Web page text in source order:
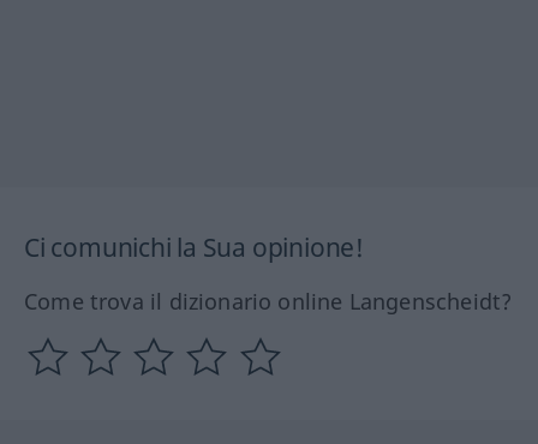
Ci comunichi la Sua opinione!
Come trova il dizionario online Langenscheidt?